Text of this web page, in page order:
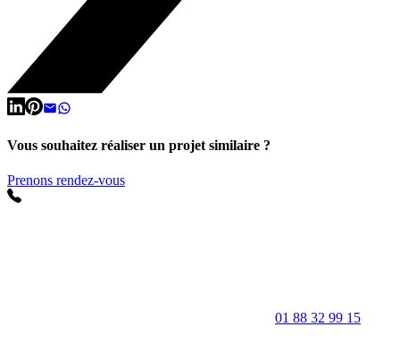
Vous souhaitez réaliser un projet similaire ?
Prenons rendez-vous
01 88 32 99 15